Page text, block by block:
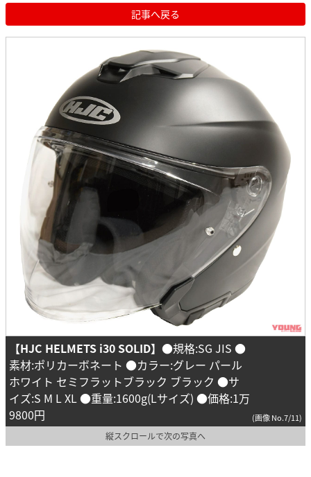
記事へ戻る
【HJC HELMETS i30 SOLID】 ●規格:SG JIS ●
素材:ポリカーボネート ●カラー:グレー パール
ホワイト セミフラットブラック ブラック ●サ
イズ:S M L XL ●重量:1600g(Lサイズ) ●価格:1万
9800円
(画像 No.7/11)
縦スクロールで次の写真へ